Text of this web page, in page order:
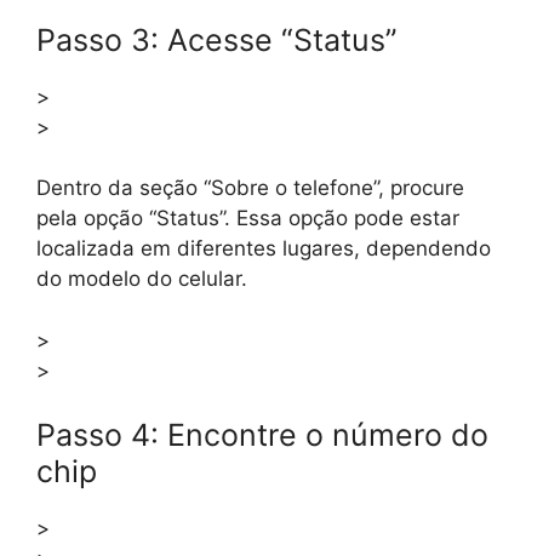
Passo 3: Acesse “Status”
>
>
Dentro da seção “Sobre o telefone”, procure
pela opção “Status”. Essa opção pode estar
localizada em diferentes lugares, dependendo
do modelo do celular.
>
>
Passo 4: Encontre o número do
chip
>